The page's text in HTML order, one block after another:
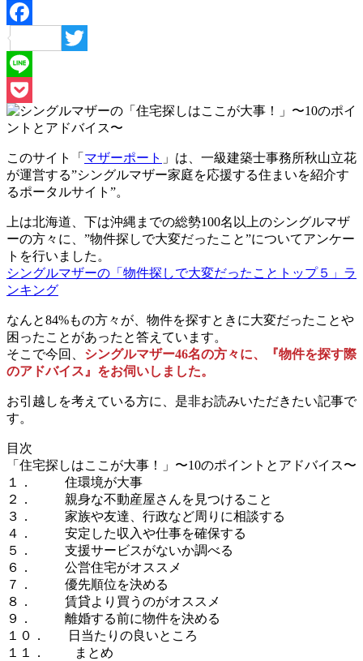
Facebook
Twitter
Line
Pocket
このサイト「 マザーポート 」は、一級建築士事務所秋山立花
が運営する”シングルマザー家庭を応援する住まいを紹介す
るポータルサイト”。
上は北海道、下は沖縄までの総勢100名以上のシングルマザ
ーの方々に、”物件探しで大変だったこと”についてアンケー
トを行いました。
シングルマザーの「物件探しで大変だったことトップ５」ラ
ンキング
なんと84%もの方々が、物件を探すときに大変だったことや
困ったことがあったと答えています。
そこで今回、 シングルマザー46名の方々に、『物件を探す際
のアドバイス』をお伺いしました。
お引越しを考えている方に、是非お読みいただきたい記事で
す。
目次
「住宅探しはここが大事！」〜10のポイントとアドバイス〜
１． 住環境が大事
２． 親身な不動産屋さんを見つけること
３． 家族や友達、行政など周りに相談する
４． 安定した収入や仕事を確保する
５． 支援サービスがないか調べる
６． 公営住宅がオススメ
７． 優先順位を決める
８． 賃貸より買うのがオススメ
９． 離婚する前に物件を決める
１０． 日当たりの良いところ
１１． まとめ